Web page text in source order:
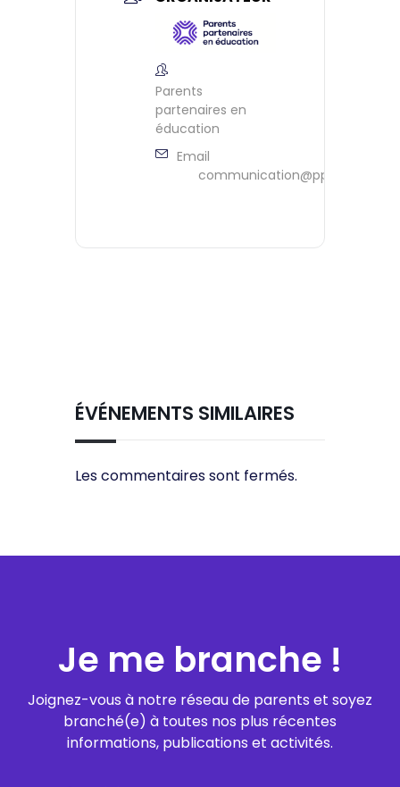
Parents
partenaires en
éducation
Email
communication@ppeontario.ca
ÉVÉNEMENTS SIMILAIRES
Les commentaires sont fermés.
Je me branche !
Joignez-vous à notre réseau de parents et soyez
branché(e) à toutes nos plus récentes
informations, publications et activités.